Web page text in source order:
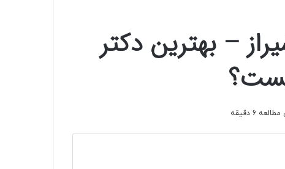
– بهترین دکتر
6 دقیقه